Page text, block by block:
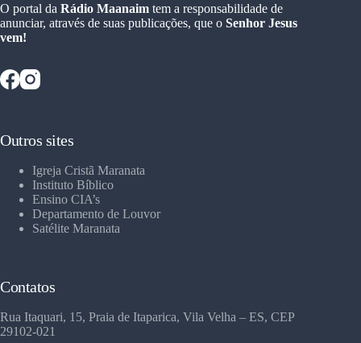
O portal da Rádio Maanaim tem a responsabilidade de
anunciar, através de suas publicações, que o Senhor Jesus
vem!
Outros sites
Igreja Cristã Maranata
Instituto Bíblico
Ensino CIA’s
Departamento de Louvor
Satélite Maranata
Contatos
Rua Itaquari, 15, Praia de Itaparica, Vila Velha – ES, CEP
29102-021